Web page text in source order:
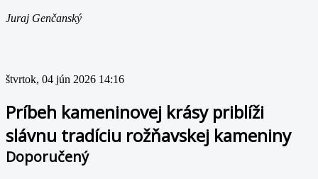
Juraj Genčanský
štvrtok, 04 jún 2026 14:16
Príbeh kameninovej krásy priblíži
slávnu tradíciu rožňavskej kameniny
Doporučený